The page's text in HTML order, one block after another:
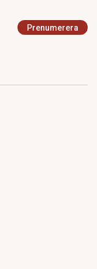
Prenumerera